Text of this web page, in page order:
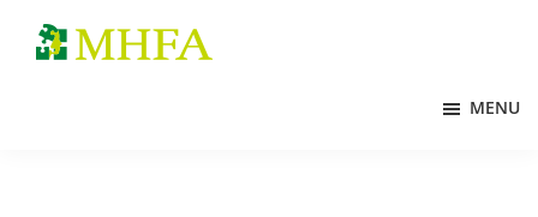
naar
naar
MENU